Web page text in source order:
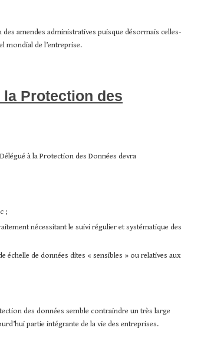
amendes administratives puisque désormais celles-
mondial de l’entreprise.
la Protection des
à la Protection des Données devra
;
nécessitant le suivi régulier et systématique des
échelle de données dites « sensibles » ou relatives aux
des données semble contraindre un très large
partie intégrante de la vie des entreprises.